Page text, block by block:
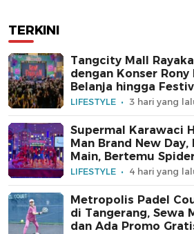
TERKINI
Tangcity Mall
dengan Konser
Belanja hingga
LIFESTYLE 3 hari yang
Supermal Karawaci
Man Brand New
Main, Bertemu
LIFESTYLE 4 hari yang
Metropolis Padel
di Tangerang, Sewa
dan Ada Promo